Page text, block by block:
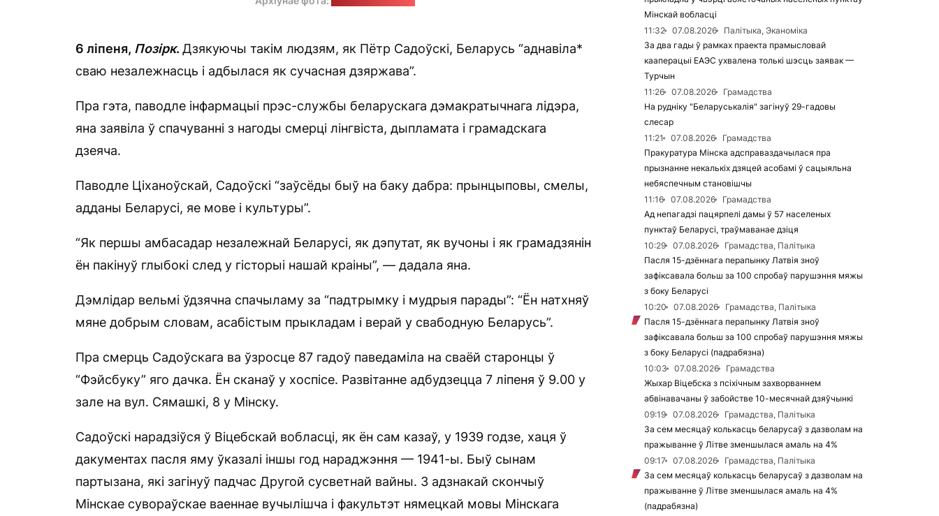
6 ліпеня, Позірк. Дзякуючы такім людзям, як Пётр Садоўскі, Беларусь “аднавіла*
сваю незалежнасць і адбылася як сучасная дзяржава”.
Пра гэта, паводле інфармацыі прэс-службы беларускага дэмакратычнага лідэра,
яна заявіла ў спачуванні з нагоды смерці лінгвіста, дыпламата і грамадскага
дзеяча.
Паводле Ціханоўскай, Садоўскі “заўсёды быў на баку дабра: прынцыповы, смелы,
адданы Беларусі, яе мове і культуры”.
“Як першы амбасадар незалежнай Беларусі, як дэпутат, як вучоны і як грамадзянін
ён пакінуў глыбокі след у гісторыі нашай краіны”, — дадала яна.
Дэмлідар вельмі ўдзячна спачыламу за “падтрымку і мудрыя парады”: “Ён натхняў
мяне добрым словам, асабістым прыкладам і верай у свабодную Беларусь”.
Пра смерць Садоўскага ва ўзросце 87 гадоў паведаміла на сваёй старонцы ў
“Фэйсбуку” яго дачка. Ён сканаў у хоспісе. Развітанне адбудзецца 7 ліпеня ў 9.00 у
зале на вул. Сямашкі, 8 у Мінску.
Садоўскі нарадзіўся ў Віцебскай вобласці, як ён сам казаў, у 1939 годзе, хаця ў
дакументах пасля яму ўказалі іншы год нараджэння — 1941-ы. Быў сынам
партызана, які загінуў падчас Другой сусветнай вайны. З адзнакай скончыў
Мінскае сувораўскае ваеннае вучылішча і факультэт нямецкай мовы Мінскага
Мінскай вобласці
11:32
07.08.2026
Палітыка, Эканоміка
За два гады ў рамках праекта прамысловай
кааперацыі ЕАЭС ухвалена толькі шэсць заявак —
Турчын
11:26
07.08.2026
Грамадства
На рудніку "Беларуськалія" загінуў 29-гадовы
слесар
11:21
07.08.2026
Грамадства
Пракуратура Мінска адсправаздачылася пра
прызнанне некалькіх дзяцей асобамі ў сацыяльна
небяспечным становішчы
11:16
07.08.2026
Грамадства
Ад непагадзі пацярпелі дамы ў 57 населеных
пунктаў Беларусі, траўмаванае дзіця
10:29
07.08.2026
Грамадства, Палітыка
Пасля 15-дзённага перапынку Латвія зноў
зафіксавала больш за 100 спробаў парушэння мяжы
з боку Беларусі
10:20
07.08.2026
Грамадства, Палітыка
Пасля 15-дзённага перапынку Латвія зноў
зафіксавала больш за 100 спробаў парушэння мяжы
з боку Беларусі (падрабязна)
10:03
07.08.2026
Грамадства
Жыхар Віцебска з псіхічным захворваннем
абвінавачаны ў забойстве 10-месячнай дзяўчынкі
09:19
07.08.2026
Грамадства, Палітыка
За сем месяцаў колькасць беларусаў з дазволам на
пражыванне ў Літве зменшылася амаль на 4%
09:17
07.08.2026
Грамадства, Палітыка
За сем месяцаў колькасць беларусаў з дазволам на
пражыванне ў Літве зменшылася амаль на 4%
(падрабязна)